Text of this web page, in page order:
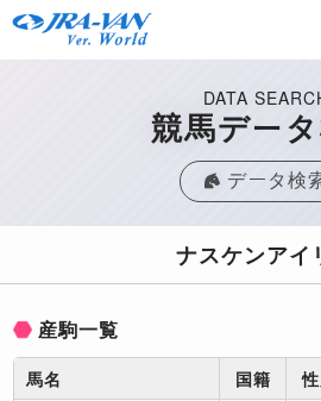
DATA
競馬デー
データ検
ナスケンアイ
産駒一覧
馬名 国籍